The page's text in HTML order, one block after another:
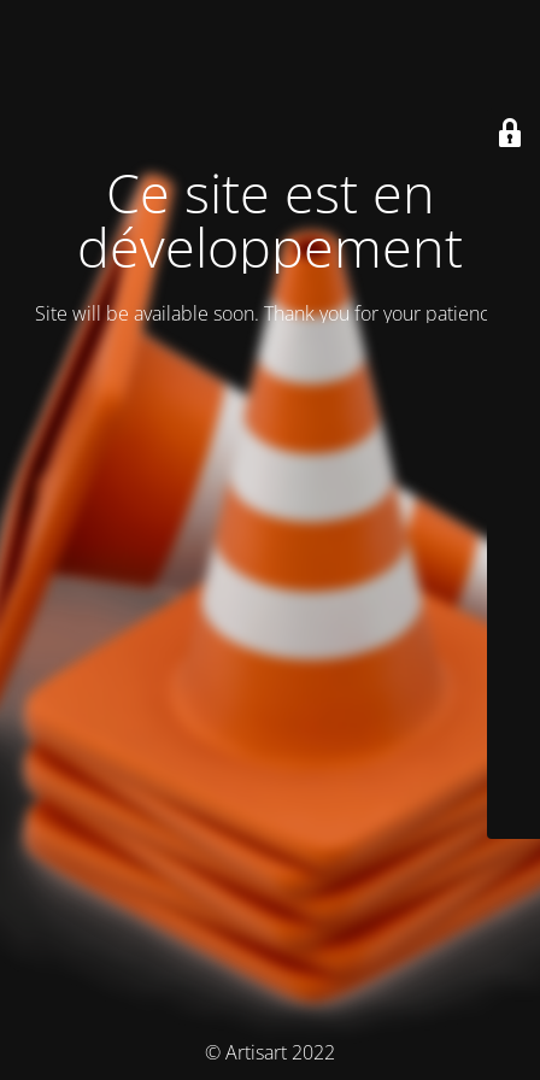
Ce site est en
développement
Site will be available soon. Thank you for your patience!
© Artisart 2022